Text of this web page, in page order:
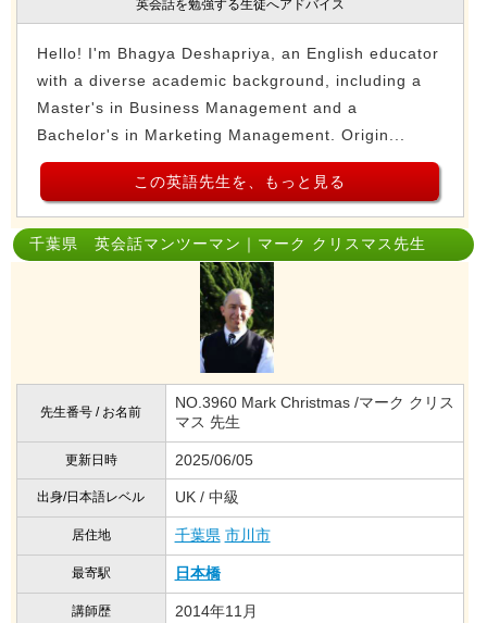
英会話を勉強する生徒へアドバイス
Hello! I'm Bhagya Deshapriya, an English educator
with a diverse academic background, including a
Master's in Business Management and a
Bachelor's in Marketing Management. Origin...
この英語先生を、もっと見る
千葉県 英会話マンツーマン｜マーク クリスマス先生
先生番号 / お名前
NO.3960 Mark Christmas /マーク クリス
マス 先生
更新日時 2025/06/05
出身/日本語レベル UK / 中級
居住地 千葉県 市川市
最寄駅 日本橋
講師歴 2014年11月